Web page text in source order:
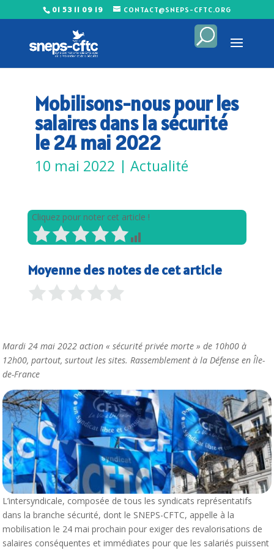
01 53 11 09 19 CONTACT@SNEPS-CFTC.ORG
Mobilisons-nous pour les
salaires dans la sécurité
le 24 mai 2022
10 mai 2022 | Actualité
Cliquez pour noter cet article !
Moyenne des notes de cet article
Mardi 24 mai 2022 action « sécurité privée morte » de 10h00 à
12h00, partout, surtout les sites. Rassemblement à la Défense en Île-
de-France
L’intersyndicale, composée de tous les syndicats représentatifs
dans la branche sécurité, dont le SNEPS-CFTC, appelle à la
mobilisation le 24 mai prochain pour exiger des revalorisations de
salaires conséquentes et immédiates pour que les salariés puissent